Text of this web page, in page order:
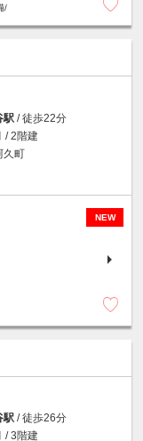
/
駅 / 徒歩22分
/ 2階建
久町
NEW
駅 / 徒歩26分
/ 3階建